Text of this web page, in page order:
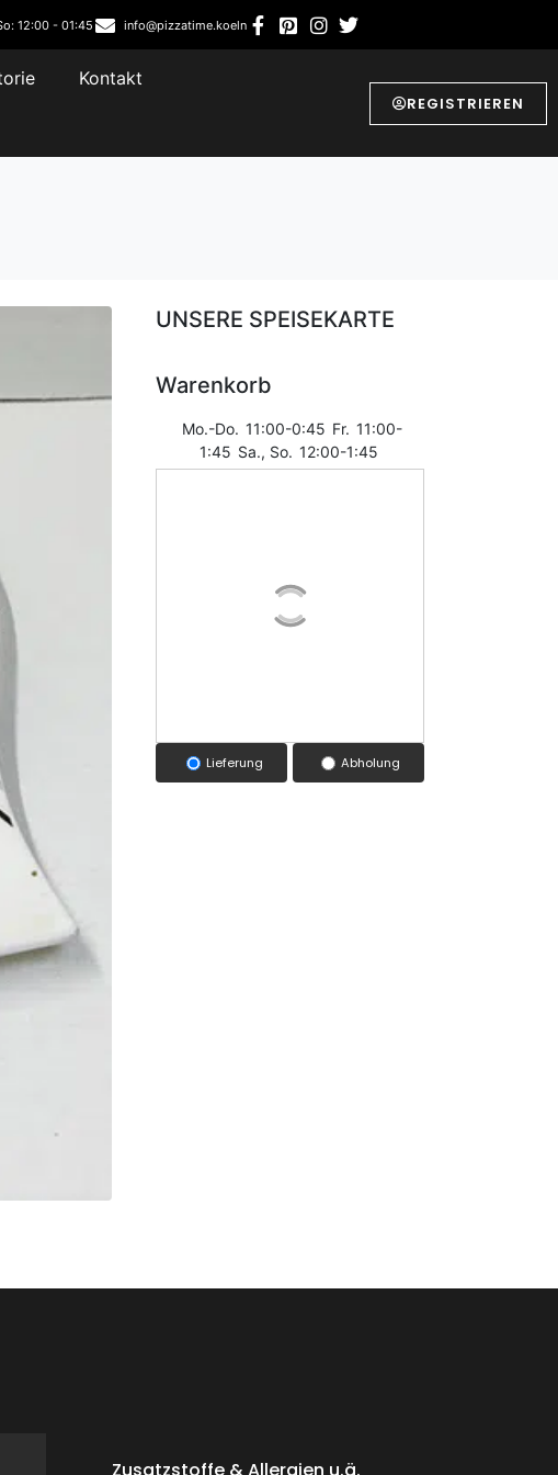
12:00 - 01:45 info@pizzatime.koeln
Kontakt
REGISTRIEREN
UNSERE SPEISEKARTE
Warenkorb
Mo.-Do. 11:00-0:45 Fr. 11:00-
1:45 Sa., So. 12:00-1:45
Lieferung Abholung